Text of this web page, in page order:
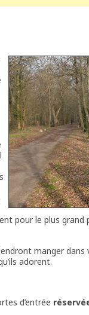
pour le plus
manger dans
adorent.
d’entrée